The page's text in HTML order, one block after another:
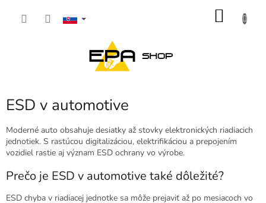
ESD v automotive
Moderné auto obsahuje desiatky až stovky elektronických riadiacich
jednotiek. S rastúcou digitalizáciou, elektrifikáciou a prepojením
vozidiel rastie aj význam ESD ochrany vo výrobe.
Prečo je ESD v automotive také dôležité?
ESD chyba v riadiacej jednotke sa môže prejaviť až po mesiacoch vo